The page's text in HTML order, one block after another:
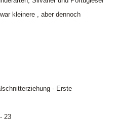
kleinere , aber dennoch
- Erste
23